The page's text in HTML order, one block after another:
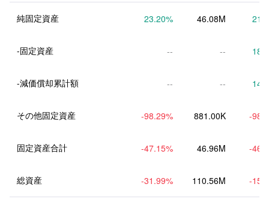
純固定資産 23.20% 46.08M
-固定資産 -- --
-- --
その他固定資産 -98.29% 881.00K -
固定資産合計 -47.15% 46.96M -
総資産 -31.99% 110.56M -